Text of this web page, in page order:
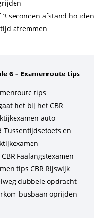
3 seconden afstand houden
afremmen
6 – Examenroute tips
tips
het bij het CBR
auto
Tussentijdsetoets en
Faalangstexamen
tips CBR Rijswijk
dubbele opdracht
busbaan oprijden